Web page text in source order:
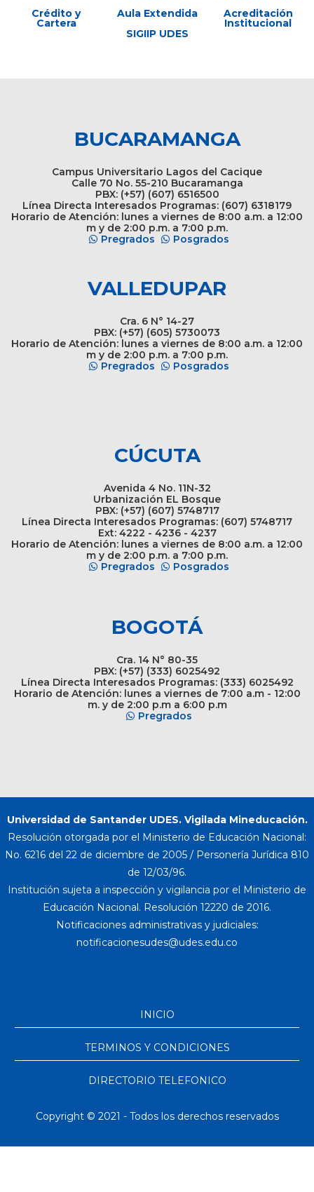
Crédito y
Cartera
Aula Extendida
SIGIIP UDES
Acreditación
Institucional
BUCARAMANGA
Campus Universitario Lagos del Cacique
Calle 70 No. 55-210 Bucaramanga
PBX: (+57) (607) 6516500
Línea Directa Interesados Programas: (607) 6318179
Horario de Atención: lunes a viernes de 8:00 a.m. a 12:00
m y de 2:00 p.m. a 7:00 p.m.
Pregrados
Posgrados
VALLEDUPAR
Cra. 6 N° 14-27
PBX: (+57) (605) 5730073
Horario de Atención: lunes a viernes de 8:00 a.m. a 12:00
m y de 2:00 p.m. a 7:00 p.m.
Pregrados
Posgrados
CÚCUTA
Avenida 4 No. 11N-32
Urbanización EL Bosque
PBX: (+57) (607) 5748717
Línea Directa Interesados Programas: (607) 5748717
Ext: 4222 - 4236 - 4237
Horario de Atención: lunes a viernes de 8:00 a.m. a 12:00
m y de 2:00 p.m. a 7:00 p.m.
Pregrados
Posgrados
BOGOTÁ
Cra. 14 N° 80-35
PBX: (+57) (333) 6025492
Línea Directa Interesados Programas: (333) 6025492
Horario de Atención: lunes a viernes de 7:00 a.m - 12:00
m. y de 2:00 p.m a 6:00 p.m
Pregrados
Universidad de Santander UDES. Vigilada Mineducación.
Resolución otorgada por el Ministerio de Educación Nacional:
No. 6216 del 22 de diciembre de 2005 / Personería Jurídica 810
de 12/03/96.
Institución sujeta a inspección y vigilancia por el Ministerio de
Educación Nacional. Resolución 12220 de 2016.
Notificaciones administrativas y judiciales:
INICIO
TERMINOS Y CONDICIONES
DIRECTORIO TELEFONICO
Copyright © 2021 - Todos los derechos reservados